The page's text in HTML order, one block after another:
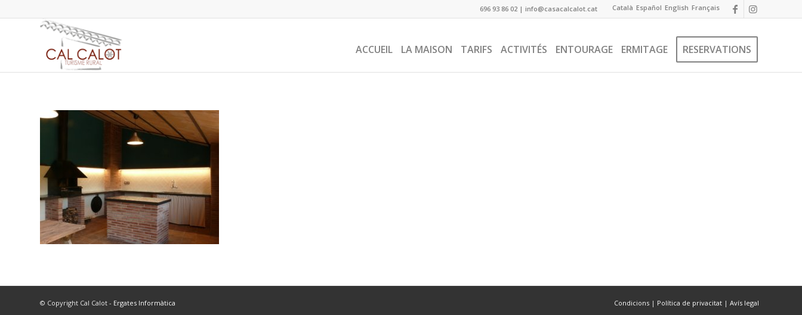
Català Español English Français
696 93 86 02 | info@casacalcalot.cat
ACCUEIL LA MAISON TARIFS ACTIVITÉS ENTOURAGE ERMITAGE RESERVATIONS
© Copyright Cal Calot - Ergates Informàtica Condicions | Política de privacitat | Avís legal